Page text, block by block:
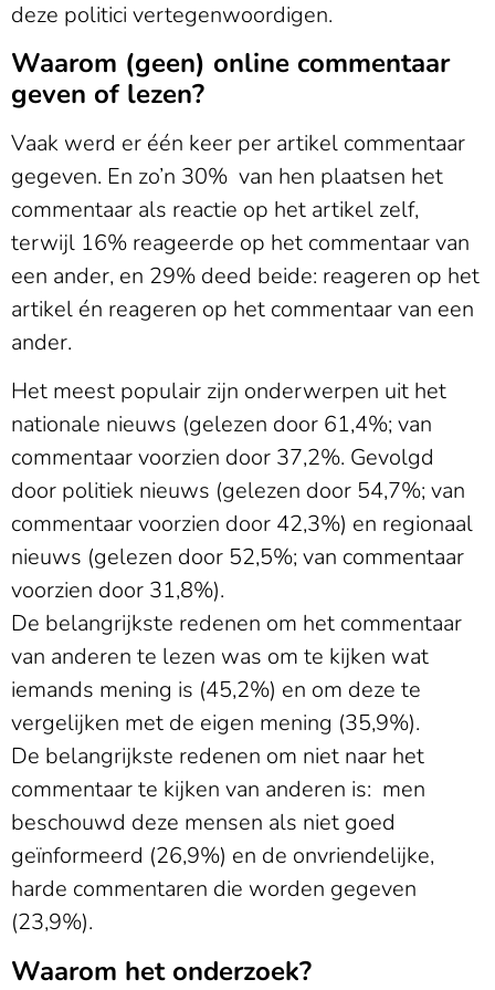
deze politici vertegenwoordigen.
Waarom (geen) online commentaar
geven of lezen?
Vaak werd er één keer per artikel commentaar
gegeven. En zo’n 30% van hen plaatsen het
commentaar als reactie op het artikel zelf,
terwijl 16% reageerde op het commentaar van
een ander, en 29% deed beide: reageren op het
artikel én reageren op het commentaar van een
ander.
Het meest populair zijn onderwerpen uit het
nationale nieuws (gelezen door 61,4%; van
commentaar voorzien door 37,2%. Gevolgd
door politiek nieuws (gelezen door 54,7%; van
commentaar voorzien door 42,3%) en regionaal
nieuws (gelezen door 52,5%; van commentaar
voorzien door 31,8%).
De belangrijkste redenen om het commentaar
van anderen te lezen was om te kijken wat
iemands mening is (45,2%) en om deze te
vergelijken met de eigen mening (35,9%).
De belangrijkste redenen om niet naar het
commentaar te kijken van anderen is: men
beschouwd deze mensen als niet goed
geïnformeerd (26,9%) en de onvriendelijke,
harde commentaren die worden gegeven
(23,9%).
Waarom het onderzoek?